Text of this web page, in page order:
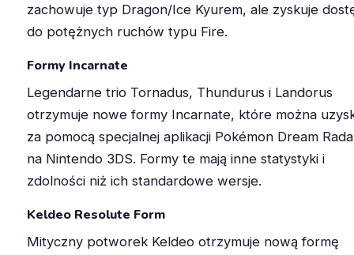
zachowuje typ Dragon/Ice Kyurem, ale zyskuje
do potężnych ruchów typu Fire.
Formy Incarnate
Legendarne trio Tornadus, Thundurus i Landorus
otrzymuje nowe formy Incarnate, które można
za pomocą specjalnej aplikacji Pokémon Dream
na Nintendo 3DS. Formy te mają inne statystyki i
zdolności niż ich standardowe wersje.
Keldeo Resolute Form
Mityczny potworek Keldeo otrzymuje nową formę